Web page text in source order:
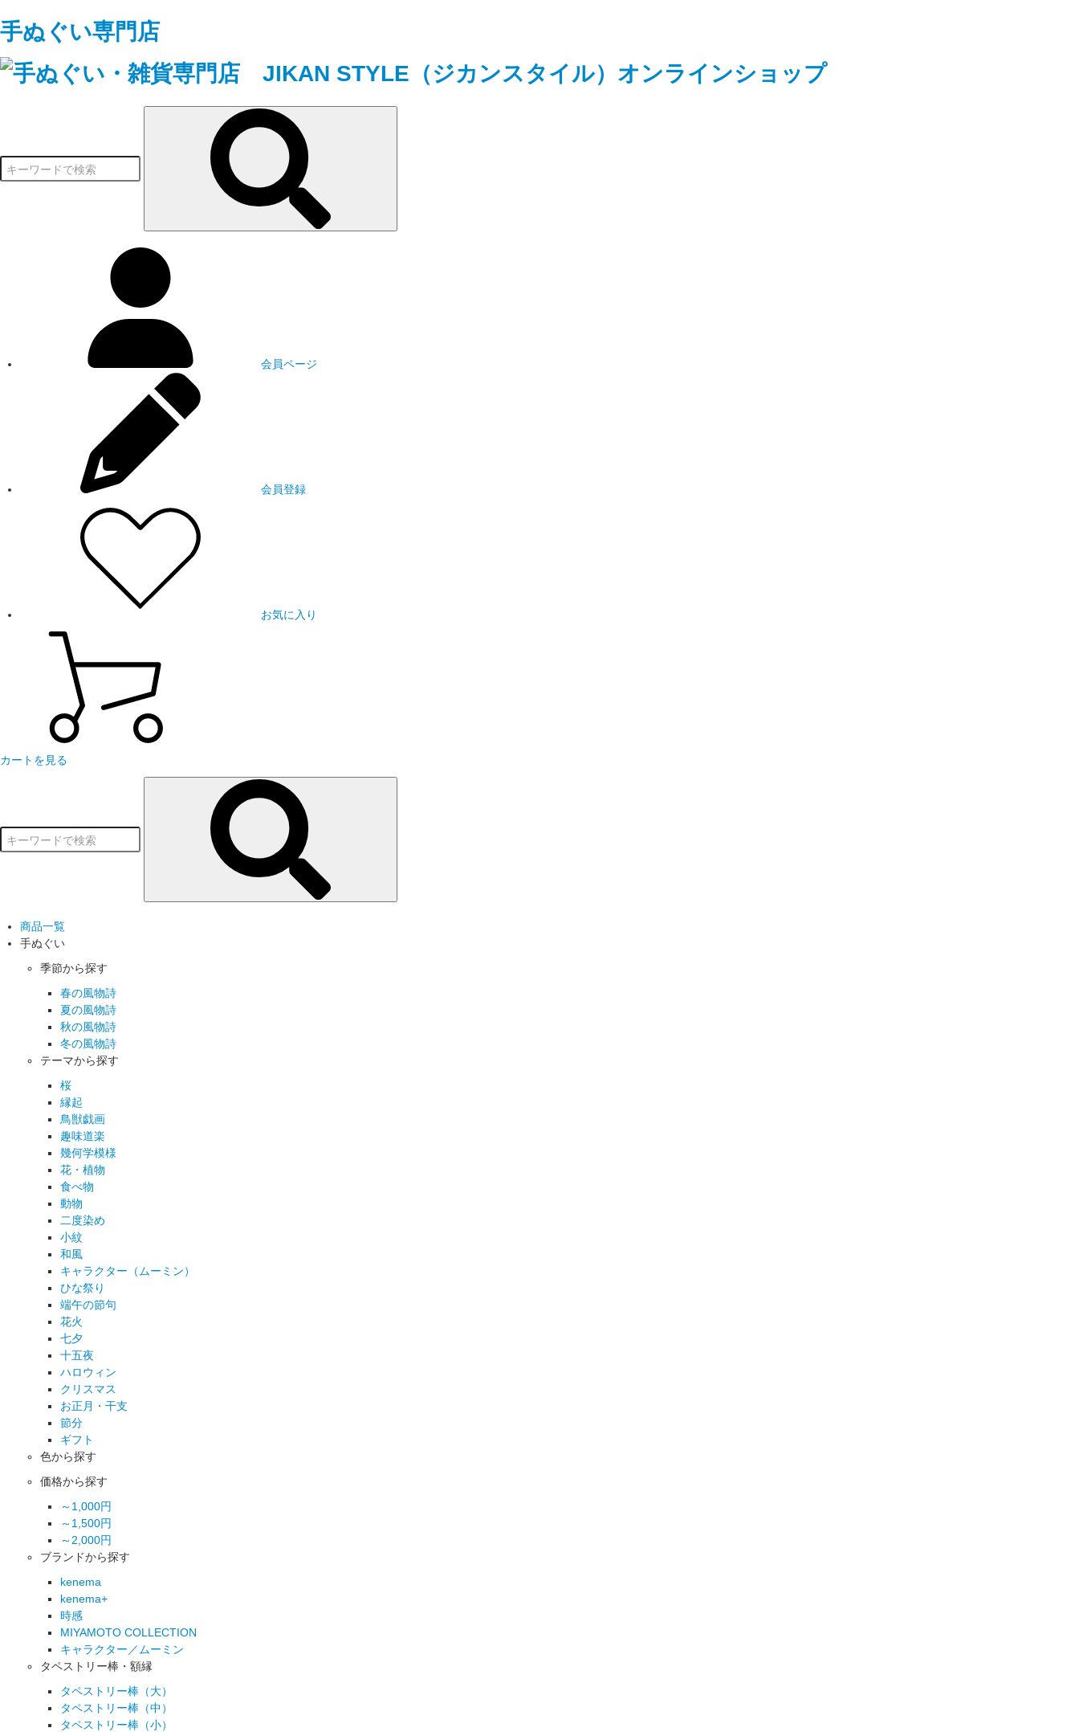
手ぬぐい専門店
会員ページ
会員登録
お気に入り
カートを見る
商品一覧
手ぬぐい
季節から探す
春の風物詩
夏の風物詩
秋の風物詩
冬の風物詩
テーマから探す
桜
縁起
鳥獣戯画
趣味道楽
幾何学模様
花・植物
食べ物
動物
二度染め
小紋
和風
キャラクター（ムーミン）
ひな祭り
端午の節句
花火
七夕
十五夜
ハロウィン
クリスマス
お正月・干支
節分
ギフト
色から探す
価格から探す
～1,000円
～1,500円
～2,000円
ブランドから探す
kenema
kenema+
時感
MIYAMOTO COLLECTION
キャラクター／ムーミン
タペストリー棒・額縁
タペストリー棒（大）
タペストリー棒（中）
タペストリー棒（小）